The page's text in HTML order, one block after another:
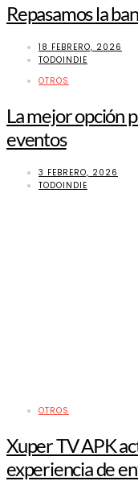
Repasamos la
18 FEBRERO, 2026
TODOINDIE
OTROS
La mejor opción
eventos
3 FEBRERO, 2026
TODOINDIE
OTROS
Xuper TV APK
experiencia de